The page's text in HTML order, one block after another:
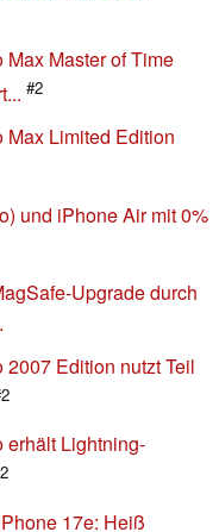
Master of Time
#2
Limited Edition
und iPhone Air mit 0%
Upgrade durch
Edition nutzt Teil
erhält Lightning-
17e: Heiß